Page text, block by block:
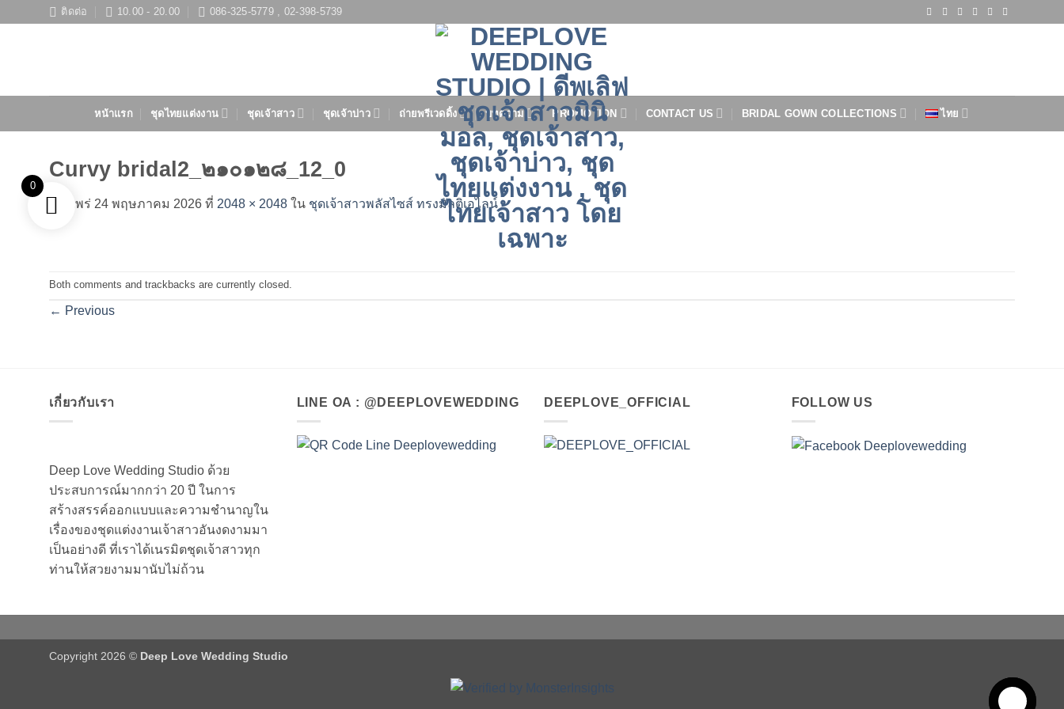
ติดต่อ 10.00 - 20.00 086-325-5779 , 02-398-5739
หน้าแรก ชุดไทยแต่งงาน ชุดเจ้าสาว ชุดเจ้าบ่าว ถ่ายพรีเวดดิ้ง บทความ PROMOTION CONTACT US BRIDAL GOWN COLLECTIONS ไทย
Curvy bridal2_๒๑๐๑๒๘_12_0
เผยแพร่ 24 พฤษภาคม 2026 ที่ 2048 × 2048 ใน ชุดเจ้าสาวพลัสไซส์ ทรงมัลติเอไลน์
Both comments and trackbacks are currently closed.
← Previous
เกี่ยวกับเรา
Deep Love Wedding Studio ด้วย
ประสบการณ์มากกว่า 20 ปี ในการ
สร้างสรรค์ออกแบบและความชำนาญใน
เรื่องของชุดแต่งงานเจ้าสาวอันงดงามมา
เป็นอย่างดี ที่เราได้เนรมิตชุดเจ้าสาวทุก
ท่านให้สวยงามมานับไม่ถ้วน
LINE OA : @DEEPLOVEWEDDING DEEPLOVE_OFFICIAL FOLLOW US
Copyright 2026 © Deep Love Wedding Studio
0